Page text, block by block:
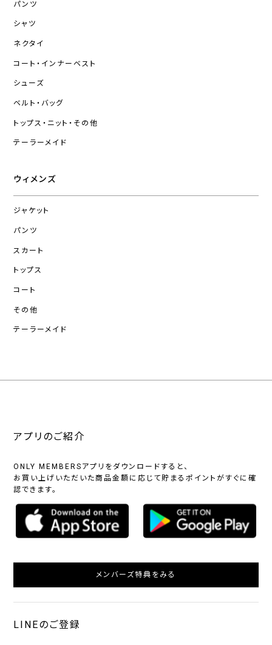
パンツ
シャツ
ネクタイ
コート・インナーベスト
シューズ
ベルト・バッグ
トップス・ニット・その他
テーラーメイド
ウィメンズ
ジャケット
パンツ
スカート
トップス
コート
その他
テーラーメイド
アプリのご紹介
ONLY MEMBERSアプリをダウンロードすると、
お買い上げいただいた商品金額に応じて貯まるポイントがすぐに確
認できます。
メンバーズ特典をみる
LINEのご登録